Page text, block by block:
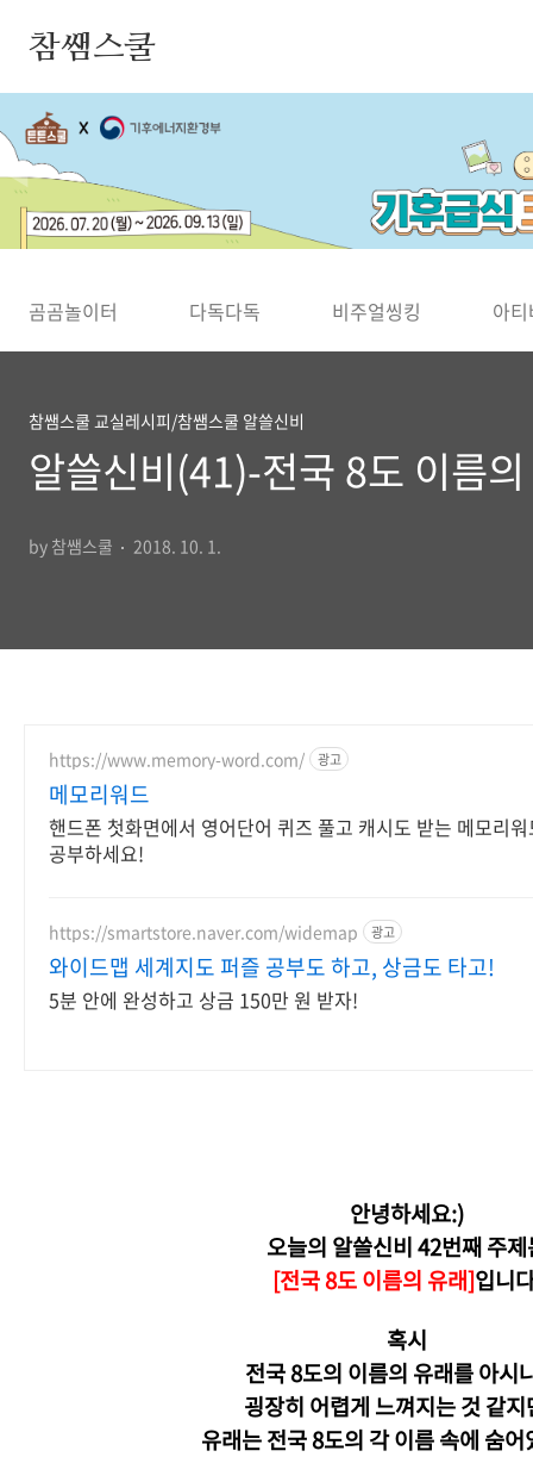
참쌤스쿨
◀
곰곰놀이터 다독다독 비주얼씽킹 아
참쌤스쿨 교실레시피/참쌤스쿨 알쓸신비
알쓸신비(41)-전국 8도 이름
by 참쌤스쿨 2018. 10. 1.
https://www.memory-word.com/ 광고
메모리워드
핸드폰 첫화면에서 영어단어 퀴즈 풀고 캐시도 받는 메모리
공부하세요!
https://smartstore.naver.com/widemap 광고
와이드맵 세계지도 퍼즐 공부도 하고, 상금도 타고!
5분 안에 완성하고 상금 150만 원 받자!
안녕하세요:)
오늘의 알쓸신비 42번째 주
[전국 8도 이름의 유래]입니
혹시
전국 8도의 이름의 유래를 아시
굉장히 어렵게 느껴지는 것 같
유래는 전국 8도의 각 이름 속에 숨